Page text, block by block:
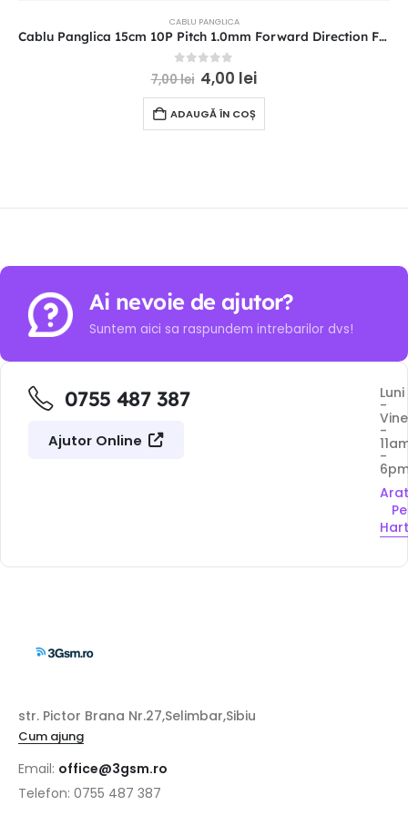
CABLU PANGLICA
Cablu Panglica 15cm 10P Pitch 1.0mm Forward Direction FFC
0out of 5
7,00lei 4,00 lei
ADAUGĂ ÎN COȘ
Ai nevoie de ajutor?
Suntem aici sa raspundem intrebarilor dvs!
0755 487 387
Ajutor Online
Luni
-
-
-
Pe
str. Pictor Brana Nr.27,Selimbar,Sibiu
Cum ajung
Email: office@3gsm.ro
Telefon: 0755 487 387